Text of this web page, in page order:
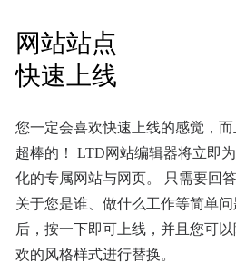
网站站点
快速上线
您一定会喜欢快速上线的感觉，
超棒的！ LTD网站编辑器将立即
化的专属网站与网页。 只需要回
关于您是谁、做什么工作等简单
后，按一下即可上线，并且您可
欢的风格样式进行替换。